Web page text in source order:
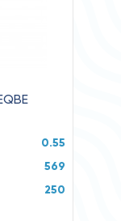
0.55
569
250